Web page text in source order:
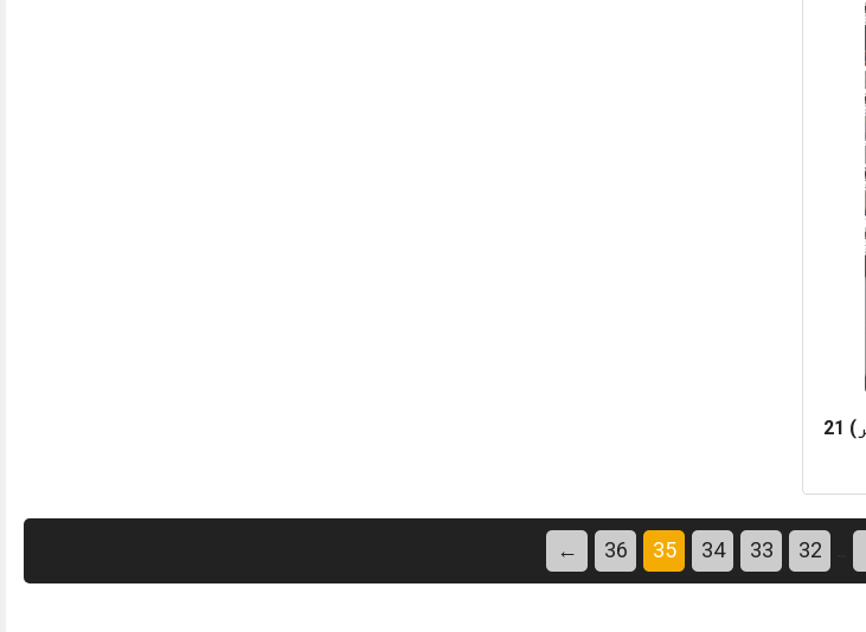
روزنامہ کشمیر دھرتی (ای پیپر) 21
32
33
34
35
36
←